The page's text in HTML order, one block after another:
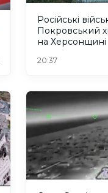
Російські
Покровський
на Херсонщині
20:37